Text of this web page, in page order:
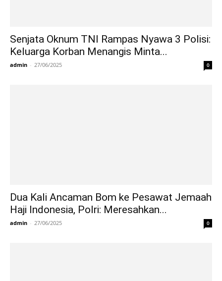
Senjata Oknum TNI Rampas Nyawa 3 Polisi:
Keluarga Korban Menangis Minta...
admin - 27/06/2025 0
Dua Kali Ancaman Bom ke Pesawat Jemaah
Haji Indonesia, Polri: Meresahkan...
admin - 27/06/2025 0